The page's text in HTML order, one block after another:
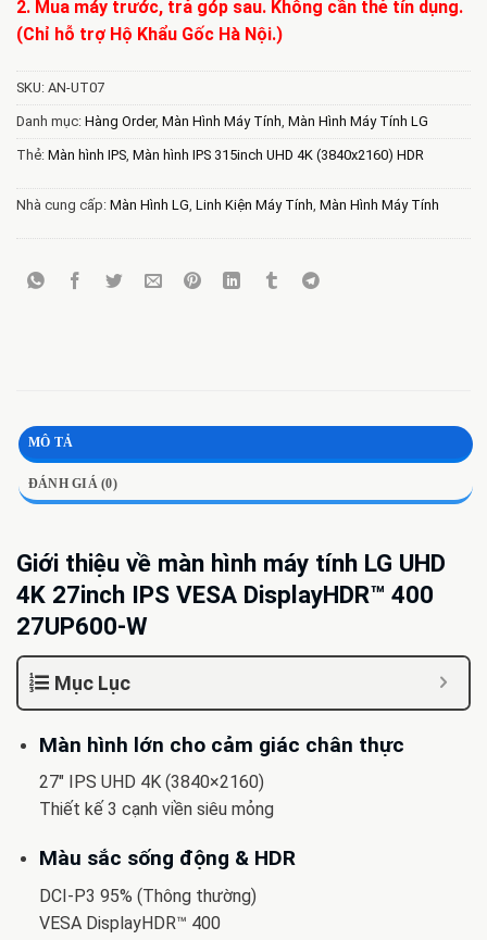
2. Mua máy trước, trả góp sau. Không cần thẻ tín dụng.
(Chỉ hỗ trợ Hộ Khẩu Gốc Hà Nội.)
SKU: AN-UT07
Danh mục: Hàng Order, Màn Hình Máy Tính, Màn Hình Máy Tính LG
Thẻ: Màn hình IPS, Màn hình IPS 315inch UHD 4K (3840x2160) HDR
Nhà cung cấp: Màn Hình LG, Linh Kiện Máy Tính, Màn Hình Máy Tính
MÔ TẢ
ĐÁNH GIÁ (0)
Giới thiệu về màn hình máy tính LG UHD
4K 27inch IPS VESA DisplayHDR™ 400
27UP600-W
Mục Lục
Màn hình lớn cho cảm giác chân thực
27″ IPS UHD 4K (3840×2160)
Thiết kế 3 cạnh viền siêu mỏng
Màu sắc sống động & HDR
DCI-P3 95% (Thông thường)
VESA DisplayHDR™ 400